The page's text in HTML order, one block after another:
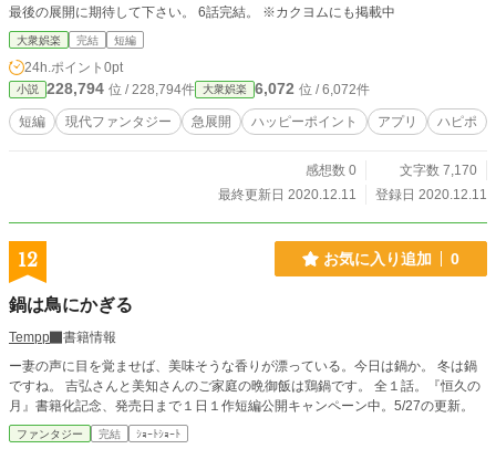
最後の展開に期待して下さい。 6話完結。 ※カクヨムにも掲載中
大衆娯楽 完結 短編
24h.ポイント 0pt
小説 228,794 位 / 228,794件 大衆娯楽 6,072 位 / 6,072件
短編 現代ファンタジー 急展開 ハッピーポイント アプリ ハピポ
感想数 0
文字数 7,170
最終更新日 2020.12.11
登録日 2020.12.11
12 お気に入り追加 0
鍋は鳥にかぎる
Tempp
書籍情報
ー妻の声に目を覚ませば、美味そうな香りが漂っている。今日は鍋か。 冬は鍋
ですね。 吉弘さんと美知さんのご家庭の晩御飯は鶏鍋です。 全１話。『恒久の
月』書籍化記念、発売日まで１日１作短編公開キャンペーン中。5/27の更新。
ファンタジー 完結 ｼｮｰﾄｼｮｰﾄ